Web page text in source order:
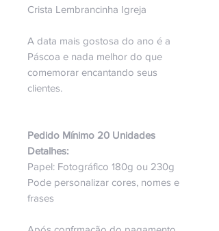
Crista Lembrancinha Igreja
A data mais gostosa do ano é a
Páscoa e nada melhor do que
comemorar encantando seus
clientes.
Pedido Mínimo 20 Unidades
Detalhes:
Papel: Fotográfico 180g ou 230g
Pode personalizar cores, nomes e
frases